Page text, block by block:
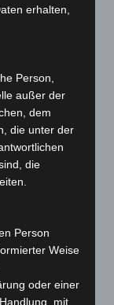
erhalten,
Person,
außer der
dem
die unter der
die
Person
Weise
oder einer
mit